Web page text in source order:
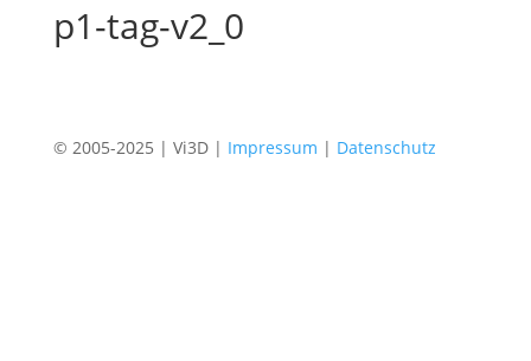
p1-tag-v2_0
© 2005-2025 | Vi3D | Impressum | Datenschutz